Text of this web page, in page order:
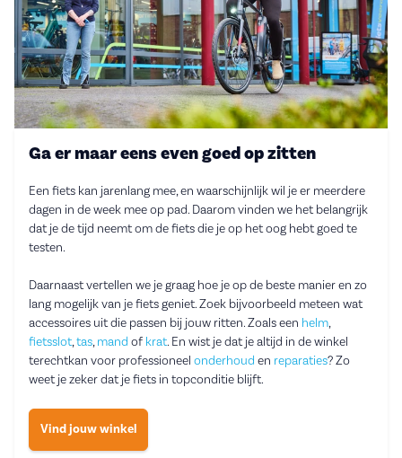
Ga er maar eens even goed op zitten
Een fiets kan jarenlang mee, en waarschijnlijk wil je er meerdere
dagen in de week mee op pad. Daarom vinden we het belangrijk
dat je de tijd neemt om de fiets die je op het oog hebt goed te
testen.
Daarnaast vertellen we je graag hoe je op de beste manier en zo
lang mogelijk van je fiets geniet. Zoek bijvoorbeeld meteen wat
accessoires uit die passen bij jouw ritten. Zoals een helm,
fietsslot,tas,mand of krat. En wist je dat je altijd in de winkel
terechtkan voor professioneel onderhoud en reparaties? Zo
weet je zeker dat je fiets in topconditie blijft.
Vind jouw winkel